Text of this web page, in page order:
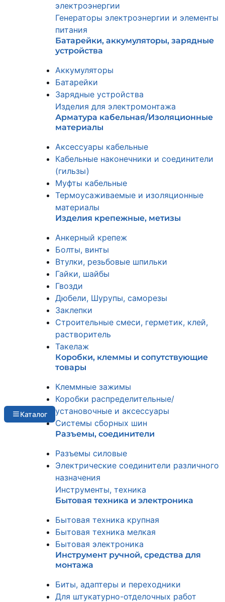
Каталог
электроэнергии
Генераторы электроэнергии и элементы
питания
Батарейки, аккумуляторы, зарядные
устройства
Аккумуляторы
Батарейки
Зарядные устройства
Изделия для электромонтажа
Арматура кабельная/Изоляционные
материалы
Аксессуары кабельные
Кабельные наконечники и соединители
(гильзы)
Муфты кабельные
Термоусаживаемые и изоляционные
материалы
Изделия крепежные, метизы
Анкерный крепеж
Болты, винты
Втулки, резьбовые шпильки
Гайки, шайбы
Гвозди
Дюбели, Шурупы, саморезы
Заклепки
Строительные смеси, герметик, клей,
растворитель
Такелаж
Коробки, клеммы и сопутствующие
товары
Клеммные зажимы
Коробки распределительные/
установочные и аксессуары
Системы сборных шин
Разъемы, соединители
Разъемы силовые
Электрические соединители различного
назначения
Инструменты, техника
Бытовая техника и электроника
Бытовая техника крупная
Бытовая техника мелкая
Бытовая электроника
Инструмент ручной, средства для
монтажа
Биты, адаптеры и переходники
Для штукатурно-отделочных работ